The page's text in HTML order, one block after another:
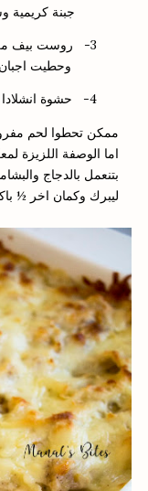
جبنة كريمية
3-
روست بيف
وحطيت اجبان
4- حشوة
ممكن تحطوا لحم
اما الوصفة اللزيزة
بتنعمل بالدجاج
ليبرك وكمان اخر ½